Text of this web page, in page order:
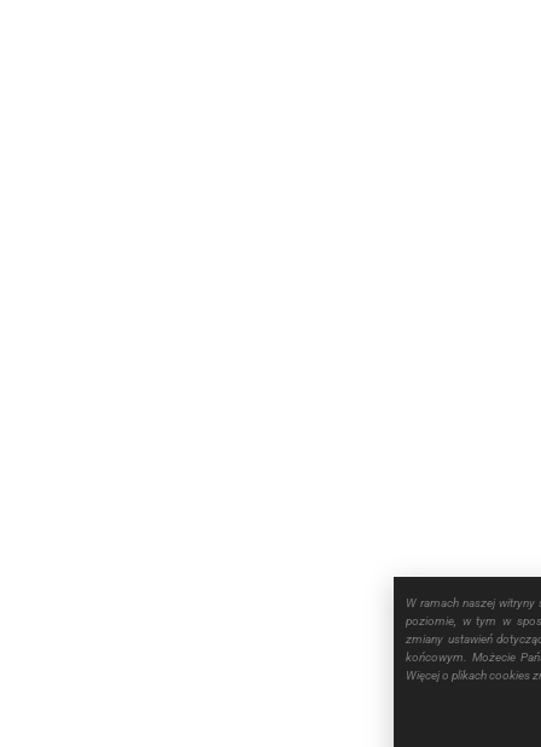
W ramach naszej witryny
poziomie, w tym w
zmiany ustawień
końcowym. Możecie
Więcej o plikach cookies